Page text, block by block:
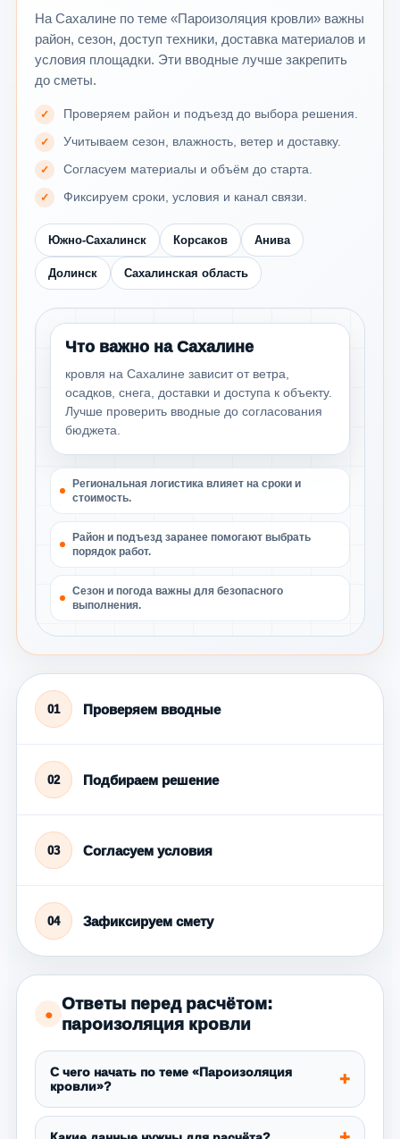
На Сахалине по теме «Пароизоляция кровли» важны
район, сезон, доступ техники, доставка материалов и
условия площадки. Эти вводные лучше закрепить
до сметы.
Проверяем район и подъезд до выбора решения.
Учитываем сезон, влажность, ветер и доставку.
Согласуем материалы и объём до старта.
Фиксируем сроки, условия и канал связи.
Южно-Сахалинск Корсаков Анива
Долинск Сахалинская область
Что важно на Сахалине
кровля на Сахалине зависит от ветра,
осадков, снега, доставки и доступа к объекту.
Лучше проверить вводные до согласования
бюджета.
Региональная логистика влияет на сроки и
стоимость.
Район и подъезд заранее помогают выбрать
порядок работ.
Сезон и погода важны для безопасного
выполнения.
01 Проверяем вводные
02 Подбираем решение
03 Согласуем условия
04 Зафиксируем смету
●
Ответы перед расчётом:
пароизоляция кровли
С чего начать по теме «Пароизоляция
кровли»?